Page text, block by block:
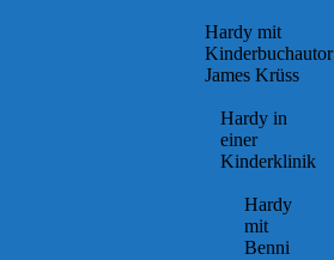
Hardy mit
Kinderbuchautor
James Krüss
Hardy in
einer
Kinderklinik
Hardy
mit
Benni